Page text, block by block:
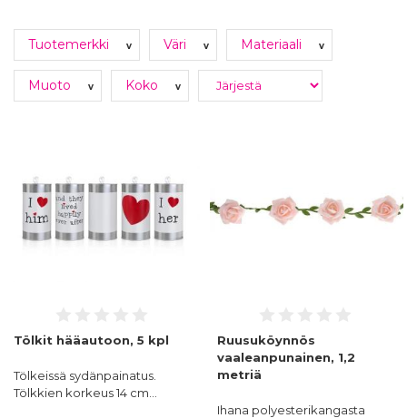
Näin kiinnität koristekukat kakkuun oikein
jotta ne pysyvät raikkaina ja kauniina. Sokerimassakukat voi
kiinnittää pikeerillä tai syötävällä liimalla, kun taas aidot kukat
Miten säilyttää koristekukat ennen käyttöä?
Syötävät kukat kannattaa säilyttää viileässä ja kuivassa
paikassa, jotta ne pysyvät tuoreina mahdollisimman pitkään.
Sokerimassakukat taas tulee säilyttää ilmatiiviissä rasiassa,
Tuotemerkki v Väri v Materiaali v
Muoto v Koko v
Tölkit hääautoon, 5 kpl
Tölkeissä sydänpainatus.
Tölkkien korkeus 14 cm…
Ruusuköynnös
vaaleanpunainen, 1,2
metriä
Ihana polyesterikangasta